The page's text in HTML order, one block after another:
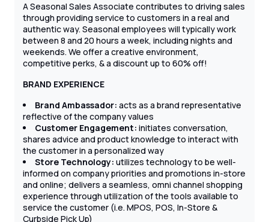
A Seasonal Sales Associate contributes to driving sales
through providing service to customers in a real and
authentic way. Seasonal employees will typically work
between 8 and 20 hours a week, including nights and
weekends. We offer a creative environment,
competitive perks, & a discount up to 60% off!
BRAND EXPERIENCE
Brand Ambassador: acts as a brand representative
reflective of the company values
Customer Engagement: initiates conversation,
shares advice and product knowledge to interact with
the customer in a personalized way
Store Technology: utilizes technology to be well-
informed on company priorities and promotions in-store
and online; delivers a seamless, omni channel shopping
experience through utilization of the tools available to
service the customer (i.e. MPOS, POS, In-Store &
Curbside Pick Up)